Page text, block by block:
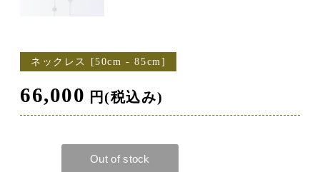
ネックレス [50cm - 85cm]
66,000 円(税込み)